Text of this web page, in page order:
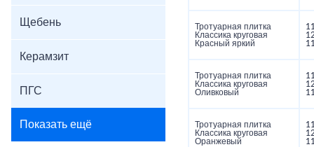
Щебень
Керамзит
ПГС
Показать ещё
Тротуарная плитка
Классика круговая
Красный яркий
Тротуарная плитка
Классика круговая
Оливковый
Тротуарная плитка
Классика круговая
Оранжевый